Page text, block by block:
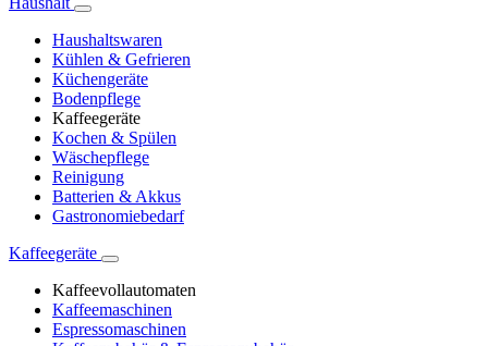
Haushaltswaren
Kühlen & Gefrieren
Küchengeräte
Bodenpflege
Kaffeegeräte
Kochen & Spülen
Wäschepflege
Reinigung
Batterien & Akkus
Gastronomiebedarf
Kaffeegeräte
Kaffeevollautomaten
Kaffeemaschinen
Espressomaschinen